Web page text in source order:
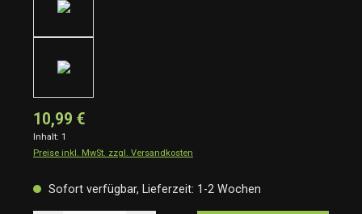
10,99 €
Inhalt: 1
Preise inkl. MwSt. zzgl. Versandkosten
Sofort verfügbar, Lieferzeit: 1-2 Wochen